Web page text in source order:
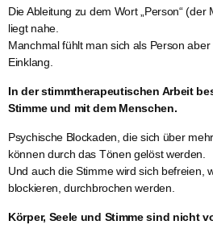
Die Ableitung zu dem Wort „Person“ (der
liegt nahe.
Manchmal fühlt man sich als Person
Einklang.
In der stimmtherapeutischen Arbeit
Stimme und mit dem Menschen.
Psychische Blockaden, die sich über
können durch das Tönen gelöst werden.
Und auch die Stimme wird sich befreien,
blockieren, durchbrochen werden.
Körper, Seele und Stimme sind nicht